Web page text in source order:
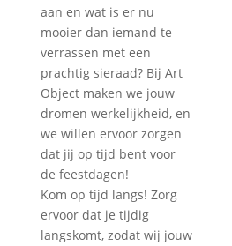
aan en wat is er nu
mooier dan iemand te
verrassen met een
prachtig sieraad? Bij Art
Object maken we jouw
dromen werkelijkheid, en
we willen ervoor zorgen
dat jij op tijd bent voor
de feestdagen!
Kom op tijd langs! Zorg
ervoor dat je tijdig
langskomt, zodat wij jouw